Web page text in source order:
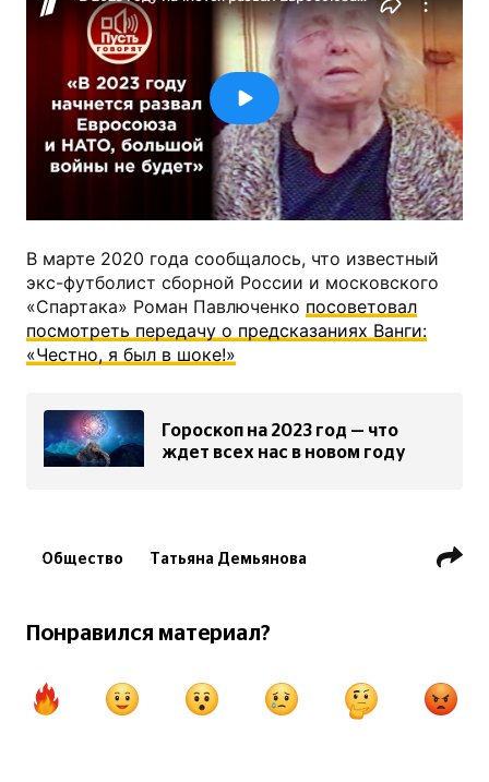
В марте 2020 года сообщалось, что известный
экс-футболист сборной России и московского
«Спартака» Роман Павлюченко посоветовал
посмотреть передачу о предсказаниях Ванги:
«Честно, я был в шоке!»
Гороскоп на 2023 год — что
ждет всех нас в новом году
Общество Татьяна Демьянова
Понравился материал?